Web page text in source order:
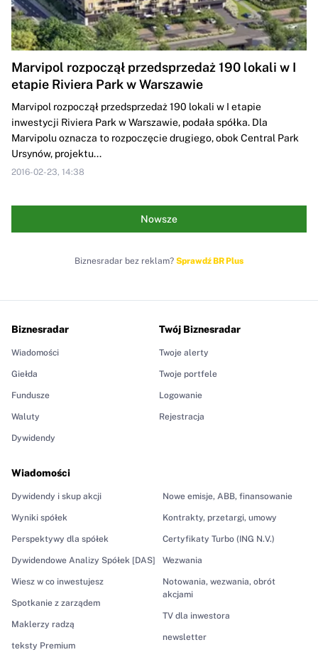
Marvipol rozpoczął przedsprzedaż 190 lokali w I
etapie Riviera Park w Warszawie
Marvipol rozpoczął przedsprzedaż 190 lokali w I etapie
inwestycji Riviera Park w Warszawie, podała spółka. Dla
Marvipolu oznacza to rozpoczęcie drugiego, obok Central Park
Ursynów, projektu...
2016-02-23, 14:38
Nowsze
Biznesradar bez reklam? Sprawdź BR Plus
Biznesradar
Wiadomości
Giełda
Fundusze
Waluty
Dywidendy
Wiadomości
Dywidendy i skup akcji
Wyniki spółek
Perspektywy dla spółek
Dywidendowe Analizy Spółek [DAS]
Wiesz w co inwestujesz
Spotkanie z zarządem
Maklerzy radzą
teksty Premium
Nowe emisje, ABB, finansowanie
Kontrakty, przetargi, umowy
Certyfikaty Turbo (ING N.V.)
Wezwania
Notowania, wezwania, obrót
akcjami
TV dla inwestora
newsletter
Twój Biznesradar
Twoje alerty
Twoje portfele
Logowanie
Rejestracja